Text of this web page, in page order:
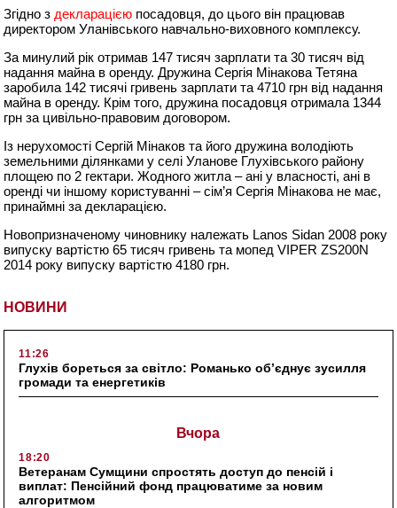
НОВИНИ
11:26
Глухів бореться за світло: Романько об’єднує зусилля
громади та енергетиків
Вчора
18:20
Ветеранам Сумщини спростять доступ до пенсій і
виплат: Пенсійний фонд працюватиме за новим
алгоритмом
Згідно з декларацією посадовця, до цього він працював
директором Уланівського навчально-виховного комплексу.
За минулий рік отримав 147 тисяч зарплати та 30 тисяч від
надання майна в оренду. Дружина Сергія Мінакова Тетяна
заробила 142 тисячі гривень зарплати та 4710 грн від надання
майна в оренду. Крім того, дружина посадовця отримала 1344
грн за цивільно-правовим договором.
Із нерухомості Сергій Мінаков та його дружина володіють
земельними ділянками у селі Уланове Глухівського району
площею по 2 гектари. Жодного житла – ані у власності, ані в
оренді чи іншому користуванні – сім’я Сергія Мінакова не має,
принаймні за декларацією.
Новопризначеному чиновнику належать Lanos Sidan 2008 року
випуску вартістю 65 тисяч гривень та мопед VIPER ZS200N
2014 року випуску вартістю 4180 грн.